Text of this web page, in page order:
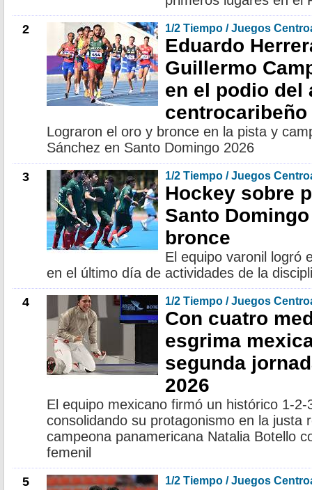
2 1/2 Tiempo / Juegos
Eduardo
Guillermo
en el podio del
centrocaribeño
Lograron el oro y bronce en la pista y
Sánchez en Santo Domingo 2026
3 1/2 Tiempo / Juegos
Hockey sobre
Santo
bronce
El equipo varonil logró
en el último día de actividades de la
4 1/2 Tiempo / Juegos
Con cuatro
esgrima
segunda
2026
El equipo mexicano firmó un histórico 1-
consolidando su protagonismo en la justa
campeona panamericana Natalia Botello
femenil
5 1/2 Tiempo / Juegos